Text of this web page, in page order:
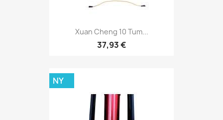
Xuan Cheng 10 Tum...
37,93 €
NY